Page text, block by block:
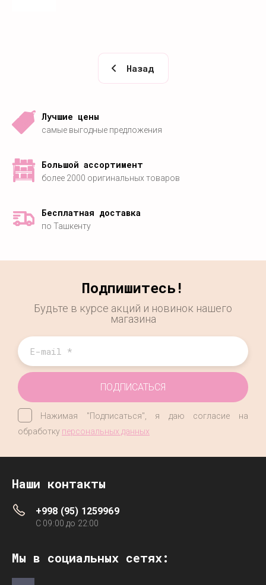
Назад
Лучшие цены
самые выгодные предложения
Большой ассортимент
более 2000 оригинальных товаров
Бесплатная доставка
по Ташкенту
Подпишитесь!
Будьте в курсе акций и новинок нашего
магазина
Нажимая "Подписаться", я даю согласие на
обработку персональных данных
ПОДПИСАТЬСЯ
Наши контакты
+998 (95) 1259969
C 09:00 до 22:00
Мы в социальных сетях: